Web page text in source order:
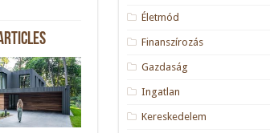
Életmód
Finanszírozás
Gazdaság
Ingatlan
Kereskedelem